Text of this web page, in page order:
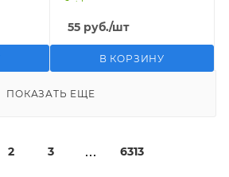
55 руб./шт
В КОРЗИНУ
ПОКАЗАТЬ ЕЩЕ
2 3 6313